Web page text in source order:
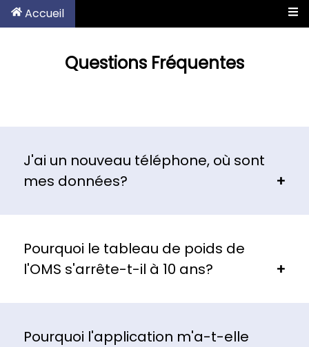
Accueil
Questions Fréquentes
J'ai un nouveau téléphone, où sont
mes données?
Pourquoi le tableau de poids de
l'OMS s'arrête-t-il à 10 ans?
Pourquoi l'application m'a-t-elle